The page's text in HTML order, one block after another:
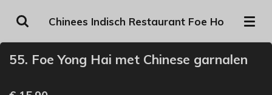
direct
naar
de
Chinees Indisch Restaurant Foe Ho
55. Foe Yong Hai met Chinese garnalen